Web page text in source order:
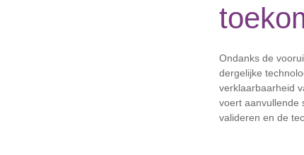
Ondanks de
dergelijke
verklaarbaarheid
voert aanvullende
valideren en de